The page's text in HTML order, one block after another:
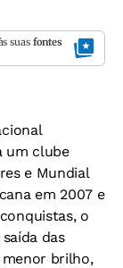
suas fontes
um clube
e Mundial
em 2007 e
o
das
menor brilho,